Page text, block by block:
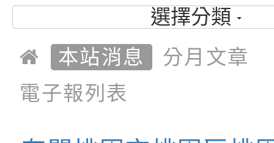
梯次)」
海報電子檔及活動介
檢送桃園市政府家庭
「小桃家7月課程資
「HELLO新鮮人」
養練習題」、「青少
有關本局115年「暑
年─青春專案」LED
字稿
為配合政府政策宣導
者權益暨落實保護青
檢送桃園市政府LED
學生鑑定家長
桃園市內柵國
優質教育園地
選擇分類
本站消息
分月文章
電子報列表